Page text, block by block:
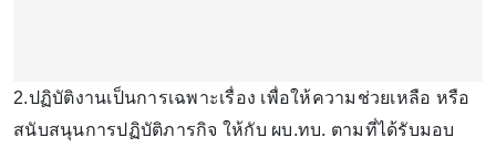
2.ปฏิบัติงานเป็นการเฉพาะเรื่อง เพื่อให้ความช่วยเหลือ หรือ
สนับสนุนการปฏิบัติภารกิจ ให้กับ ผบ.ทบ. ตามที่ได้รับมอบ